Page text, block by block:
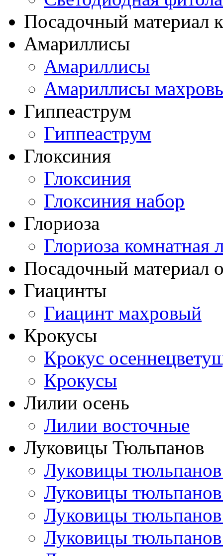
Посадочный материал
Амариллисы
Амариллисы
Амариллисы
Гиппеаструм
Гиппеаструм
Глоксиния
Глоксиния
Глоксиния набор
Глориоза
Глориоза комнатная
Посадочный материал
Гиацинты
Гиацинт махровый
Крокусы
Крокус
Крокусы
Лилии осень
Лилии восточные
Луковицы Тюльпанов
Луковицы
Луковицы
Луковицы
Луковицы